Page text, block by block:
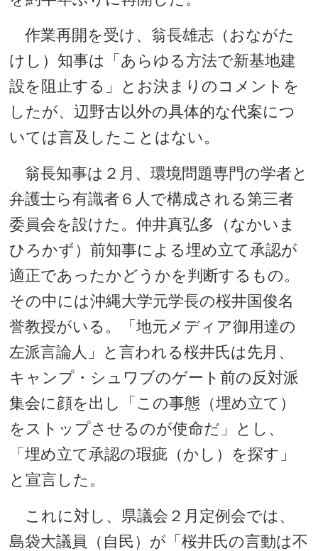
作業再開を受け、翁長雄志（おながた
けし）知事は「あらゆる方法で新基地建
設を阻止する」とお決まりのコメントを
したが、辺野古以外の具体的な代案につ
いては言及したことはない。
翁長知事は２月、環境問題専門の学者と
弁護士ら有識者６人で構成される第三者
委員会を設けた。仲井真弘多（なかいま
ひろかず）前知事による埋め立て承認が
適正であったかどうかを判断するもの。
その中には沖縄大学元学長の桜井国俊名
誉教授がいる。「地元メディア御用達の
左派言論人」と言われる桜井氏は先月、
キャンプ・シュワブのゲート前の反対派
集会に顔を出し「この事態（埋め立て）
をストップさせるのが使命だ」とし、
「埋め立て承認の瑕疵（かし）を探す」
と宣言した。
これに対し、県議会２月定例会では、
島袋大議員（自民）が「桜井氏の言動は不